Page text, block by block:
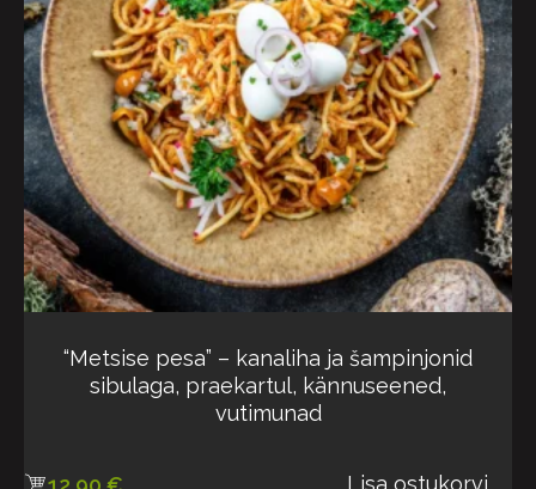
“Metsise pesa” – kanaliha ja šampinjonid
sibulaga, praekartul, kännuseened,
vutimunad
Lisa ostukorvi